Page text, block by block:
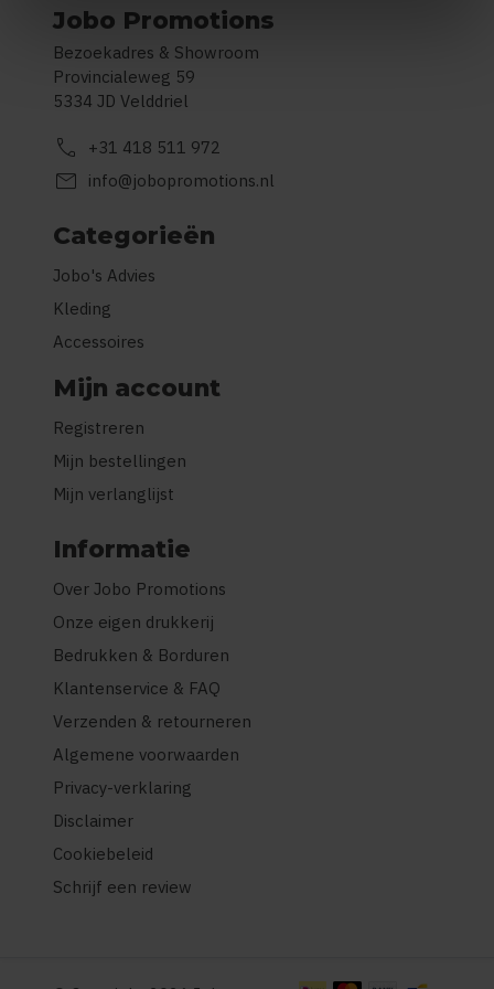
Jobo Promotions
Bezoekadres & Showroom
Provincialeweg 59
5334 JD Velddriel
call +31 418 511 972
mail info@jobopromotions.nl
Categorieën
Jobo's Advies
Kleding
Accessoires
Mijn account
Registreren
Mijn bestellingen
Mijn verlanglijst
Informatie
Over Jobo Promotions
Onze eigen drukkerij
Bedrukken & Borduren
Klantenservice & FAQ
Verzenden & retourneren
Algemene voorwaarden
Privacy-verklaring
Disclaimer
Cookiebeleid
Schrijf een review